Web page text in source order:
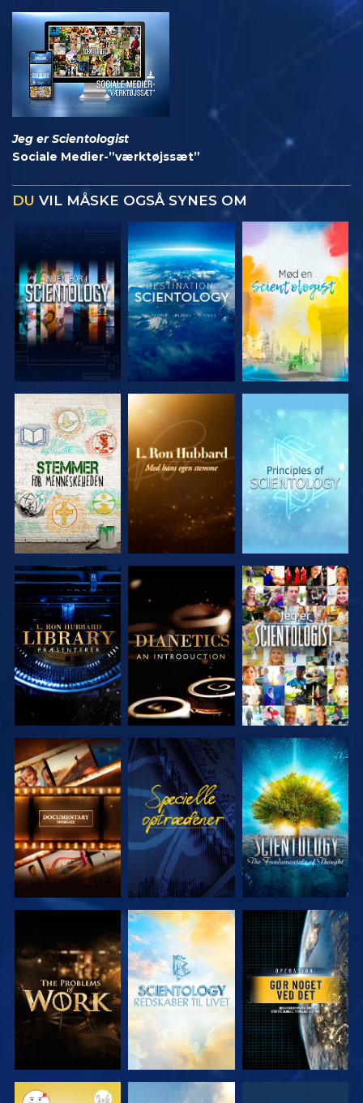
Jeg er Scientologist
Sociale Medier-”værktøjssæt”
DU VIL MÅSKE OGSÅ SYNES OM
UDFORSK
SERIEN
UDFORSK
SERIEN
UDFORSK
SERIEN
UDFORSK
SERIEN
UDFORSK
SERIEN
SE
UDFORSK
SERIEN
SE
UDFORSK
SERIEN
UDFORSK
SERIEN
UDFORSK
SERIEN
SE